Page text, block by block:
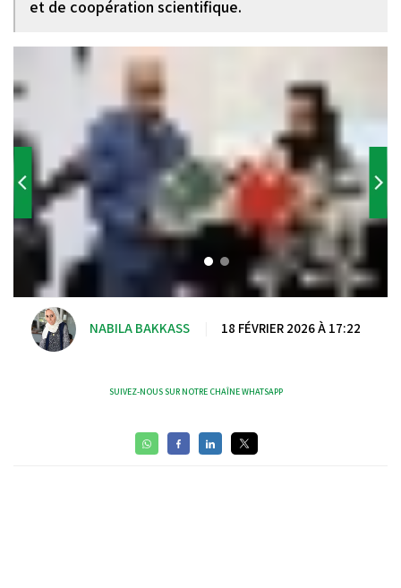
et de coopération scientifique.
NABILA BAKKASS 18 FÉVRIER 2026 À 17:22
SUIVEZ-NOUS SUR NOTRE CHAÎNE WHATSAPP